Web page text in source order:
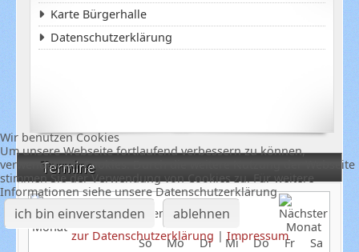
Termine
Dezember 2025
So
Mo Di Mi Do Fr
Sa
Karte Bürgerhalle
Datenschutzerklärung
Wir benutzen Cookies
Um unsere Webseite fortlaufend verbessern zu können,
verwenden wir Cookies. Durch die weitere Nutzung der Webseite
stimmen Sie der Verwendung von Cookies zu. Für weitere
Informationen siehe unsere Datenschutzerklärung
ich bin einverstanden ablehnen
zur Datenschutzerklärung |Impressum